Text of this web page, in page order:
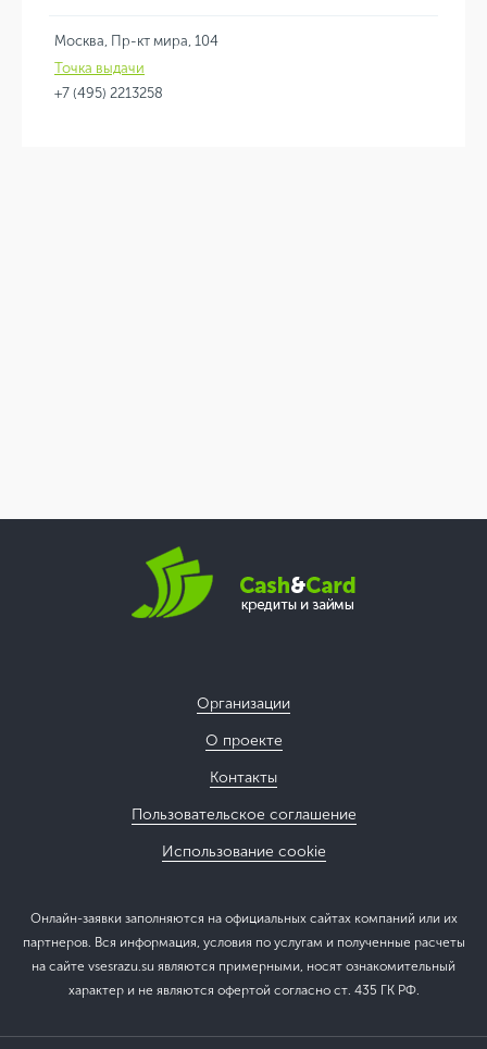
Москва, Пр-кт мира, 104
Точка выдачи
+7 (495) 2213258
Организации
О проекте
Контакты
Пользовательское соглашение
Использование cookie
Онлайн-заявки заполняются на официальных сайтах компаний или их
партнеров. Вся информация, условия по услугам и полученные расчеты
на сайте vsesrazu.su являются примерными, носят ознакомительный
характер и не являются офертой согласно ст. 435 ГК РФ.